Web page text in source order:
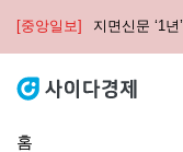
[중앙일보] 지면신문 ‘1
홈